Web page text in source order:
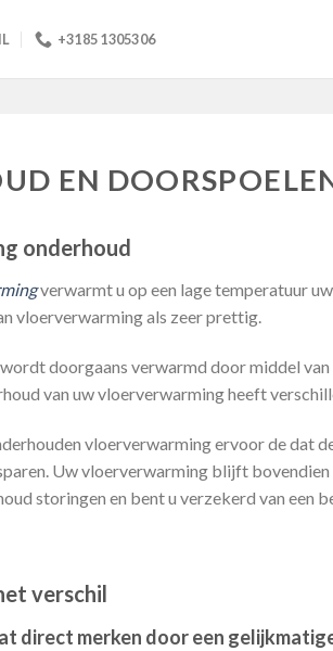
+3185 1305306
EN
onderhoud
verwarmt u op een lage temperatuur
vloerverwarming als zeer prettig.
doorgaans verwarmd door middel van
van uw vloerverwarming heeft
vloerverwarming ervoor de
Uw vloerverwarming blijft
storingen en bent u verzekerd van een
verschil
direct merken door een